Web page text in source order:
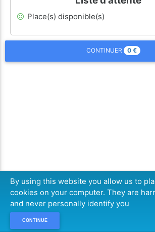
Place(s) disponible(s)
CONTINUER 0 €
By using this website you allow us to
cookies on your computer. They are
and never personally identify you
CONTINUE